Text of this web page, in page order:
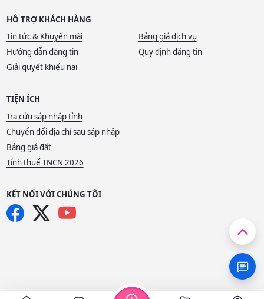
HỖ TRỢ KHÁCH HÀNG
Tin tức & Khuyến mãi
Bảng giá dịch vụ
Hướng dẫn đăng tin
Quy định đăng tin
Giải quyết khiếu nại
TIỆN ÍCH
Tra cứu sáp nhập tỉnh
Chuyển đổi địa chỉ sau sáp nhập
Bảng giá đất
Tính thuế TNCN 2026
KẾT NỐI VỚI CHÚNG TÔI